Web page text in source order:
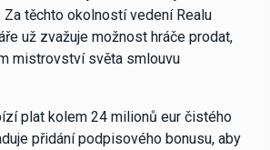
těchto okolností vedení Realu
už zvažuje možnost hráče prodat,
mistrovství světa smlouvu
plat kolem 24 milionů eur čistého
přidání podpisového bonusu, aby